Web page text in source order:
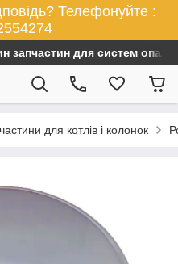
Телефонуйте :
запчастин для систем
для котлів і колонок